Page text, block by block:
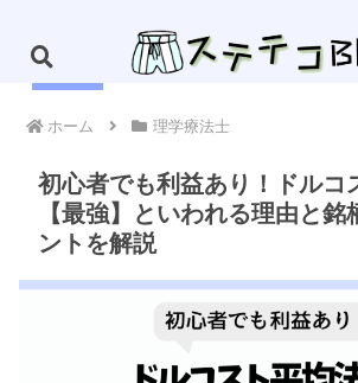
ホーム 理学療法士
初心者でも利益あり！ドルコ
【最強】といわれる理由と銘
ントを解説